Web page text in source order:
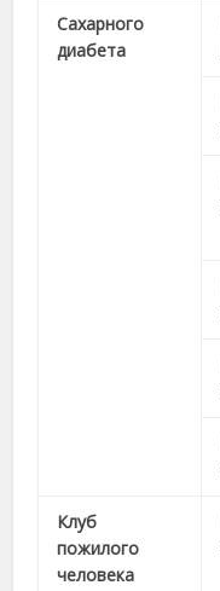
Сахарного
диабета
Клуб
пожилого
человека